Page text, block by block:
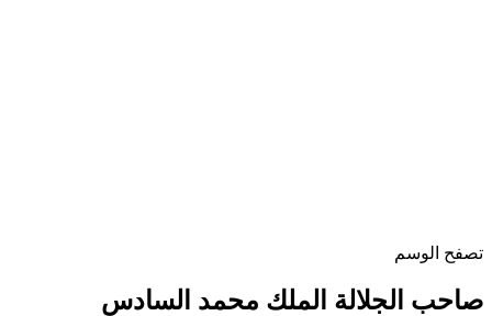
تصفح الوسم
صاحب الجلالة الملك محمد السادس